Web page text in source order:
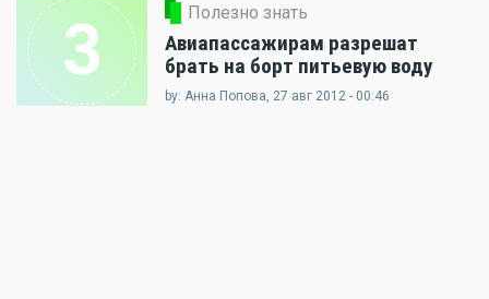
3 Полезно знать
Авиапассажирам разрешат
брать на борт питьевую воду
by: Анна Попова, 27 авг 2012 - 00:46